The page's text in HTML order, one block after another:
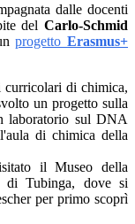
dalle docenti
del Carlo-Schmid
progettoErasmus+
curricolari di chimica,
un progetto sulla
laboratorio sul DNA
di chimica della
il Museo della
di Tubinga, dove si
per primo scoprì